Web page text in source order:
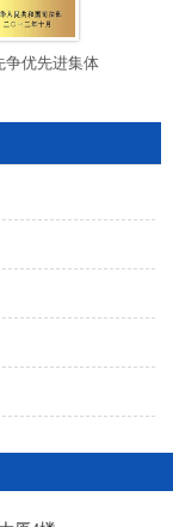
争优先进集体